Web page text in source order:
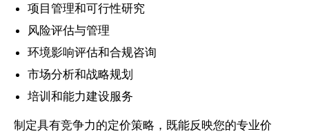
项目管理和可行性研究
风险评估与管理
环境影响评估和合规咨询
市场分析和战略规划
培训和能力建设服务
制定具有竞争力的定价策略，既能反映您的专业价